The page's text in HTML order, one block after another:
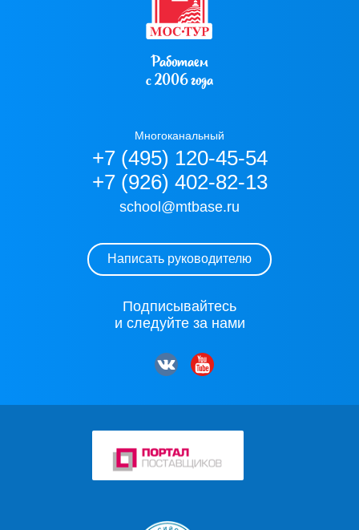
Работаем
с 2006 года
Многоканальный
+7 (495) 120-45-54
+7 (926) 402-82-13
school@mtbase.ru
Написать руководителю
Подписывайтесь
и следуйте за нами